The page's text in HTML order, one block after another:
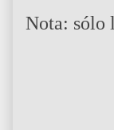
Nota: sólo